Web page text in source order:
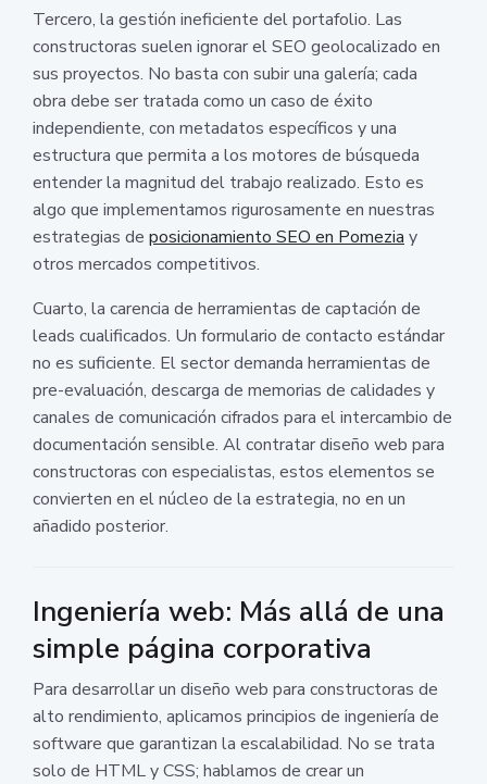
Tercero, la gestión ineficiente del portafolio. Las
constructoras suelen ignorar el SEO geolocalizado en
sus proyectos. No basta con subir una galería; cada
obra debe ser tratada como un caso de éxito
independiente, con metadatos específicos y una
estructura que permita a los motores de búsqueda
entender la magnitud del trabajo realizado. Esto es
algo que implementamos rigurosamente en nuestras
estrategias de posicionamiento SEO en Pomezia y
otros mercados competitivos.
Cuarto, la carencia de herramientas de captación de
leads cualificados. Un formulario de contacto estándar
no es suficiente. El sector demanda herramientas de
pre-evaluación, descarga de memorias de calidades y
canales de comunicación cifrados para el intercambio de
documentación sensible. Al contratar diseño web para
constructoras con especialistas, estos elementos se
convierten en el núcleo de la estrategia, no en un
añadido posterior.
Ingeniería web: Más allá de una
simple página corporativa
Para desarrollar un diseño web para constructoras de
alto rendimiento, aplicamos principios de ingeniería de
software que garantizan la escalabilidad. No se trata
solo de HTML y CSS; hablamos de crear un